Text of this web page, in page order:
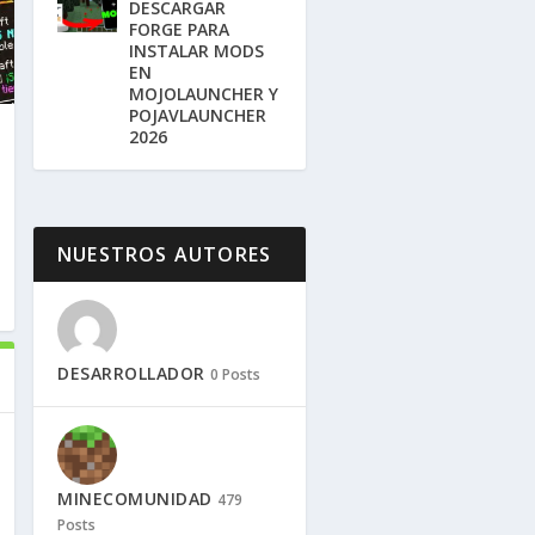
DESCARGAR
FORGE PARA
INSTALAR MODS
EN
MOJOLAUNCHER Y
POJAVLAUNCHER
2026
NUESTROS AUTORES
DESARROLLADOR 0 Posts
MINECOMUNIDAD 479
Posts